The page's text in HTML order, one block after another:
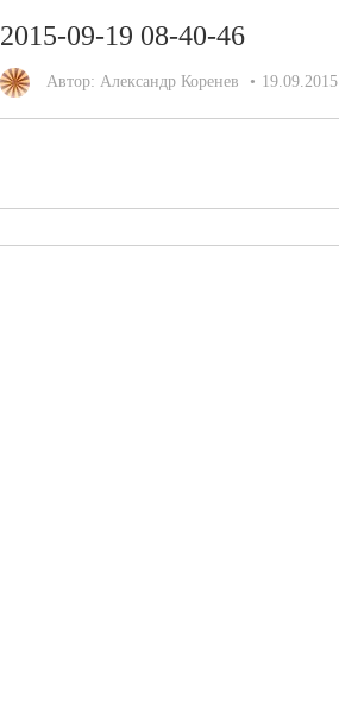
2015-09-19 08-40-46
Автор: Александр Коренев 19.09.2015